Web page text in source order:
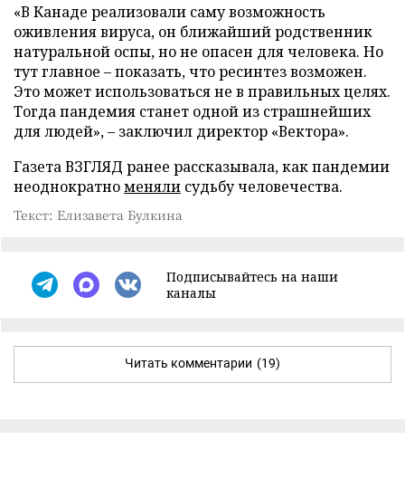
«В Канаде реализовали саму возможность
оживления вируса, он ближайший родственник
натуральной оспы, но не опасен для человека. Но
тут главное – показать, что ресинтез возможен.
Это может использоваться не в правильных целях.
Тогда пандемия станет одной из страшнейших
для людей», – заключил директор «Вектора».
Газета ВЗГЛЯД ранее рассказывала, как пандемии
неоднократноменяли судьбу человечества.
Текст: Елизавета Булкина
Подписывайтесь на наши
каналы
Читать комментарии (19)